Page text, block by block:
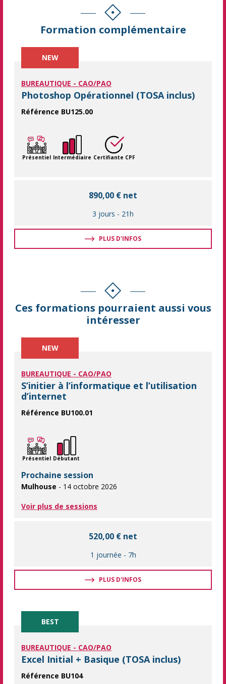
Formation complémentaire
NEW
BUREAUTIQUE - CAO/PAO
Photoshop Opérationnel (TOSA inclus)
Référence BU125.00
Présentiel Intermédiaire Certifiante CPF
890,00 € net
3 jours - 21h
PLUS D'INFOS
Ces formations pourraient aussi vous
intéresser
NEW
BUREAUTIQUE - CAO/PAO
S’initier à l’informatique et l’utilisation
d’internet
Référence BU100.01
Présentiel Débutant
Prochaine session
Mulhouse - 14 octobre 2026
Voir plus de sessions
520,00 € net
1 journée - 7h
PLUS D'INFOS
BEST
BUREAUTIQUE - CAO/PAO
Excel Initial + Basique (TOSA inclus)
Référence BU104